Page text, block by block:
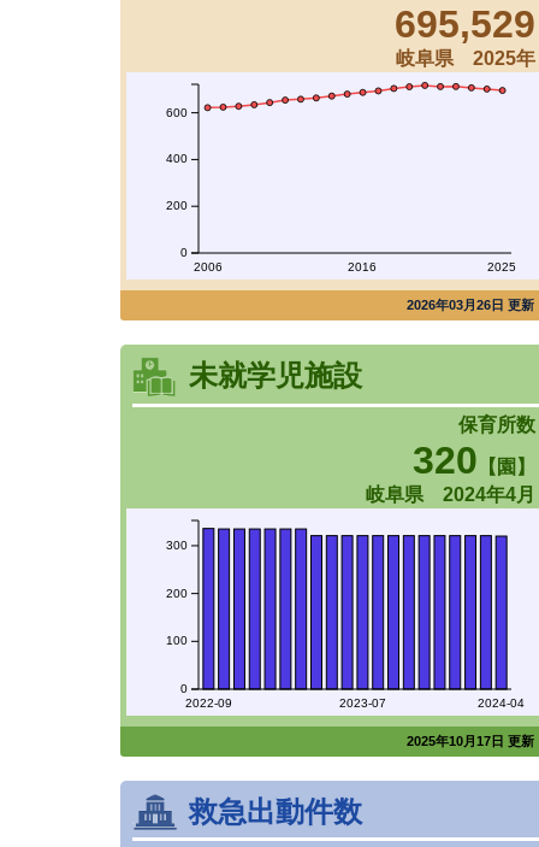
695,529
岐阜県 2025年
2006 2016 2025
0
200
400
600
2026年03月26日 更新
未就学児施設
保育所数
320 【園】
岐阜県 2024年4月
2022-09 2023-07 2024-04
0
100
200
300
2025年10月17日 更新
救急出動件数